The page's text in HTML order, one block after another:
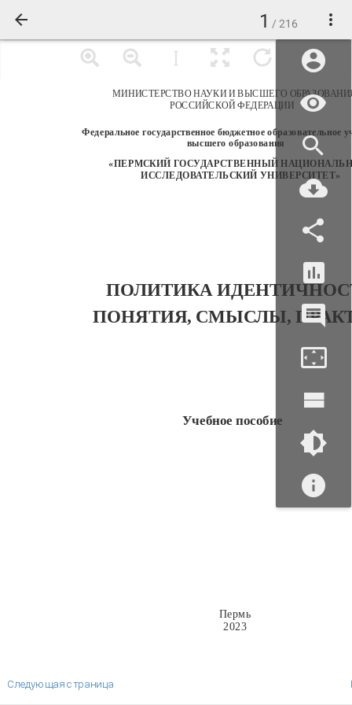
1 / 216
Пермь
2023
ПОЛИТИКА
ПОНЯТИЯ, СМЫСЛЫ,
Учебное пособие
МИНИСТЕРСТВО НАУКИ И ВЫСШЕГО
РОССИЙСКОЙ ФЕДЕРАЦИИ
Федеральное государственное бюджетное образовательное
высшего образования
«ПЕРМСКИЙ ГОСУДАРСТВЕННЫЙ
ИССЛЕДОВАТЕЛЬСКИЙ УНИВЕРСИТЕТ»
Следующая страница